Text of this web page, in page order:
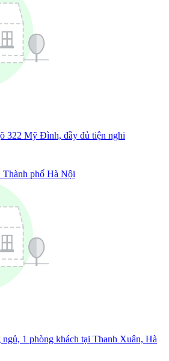
322 Mỹ Đình, đầy đủ tiện nghi
phố Hà Nội
ngủ, 1 phòng khách tại Thanh Xuân, Hà